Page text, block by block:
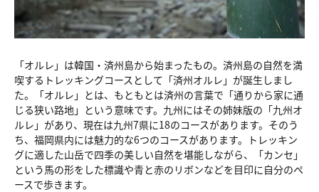
「オルレ」は韓国・済州島から始まったもの。済州島の自然を満
喫するトレッキングコースとして「済州オルレ」が誕生しまし
た。「オルレ」とは、もともとは済州の言葉で「通りから家に通
じる狭い路地」という意味です。九州にはその姉妹版の「九州オ
ルレ」があり、現在は九州7県に18のコースがあります。そのう
ち、福岡県内には魅力的な6つのコースがあります。トレッキン
グに適した山岳で四季の美しい自然を堪能しながら、「カンセ」
という馬の形をした標識や青と赤のリボンなどを目印に自分のペ
ースで歩きます。